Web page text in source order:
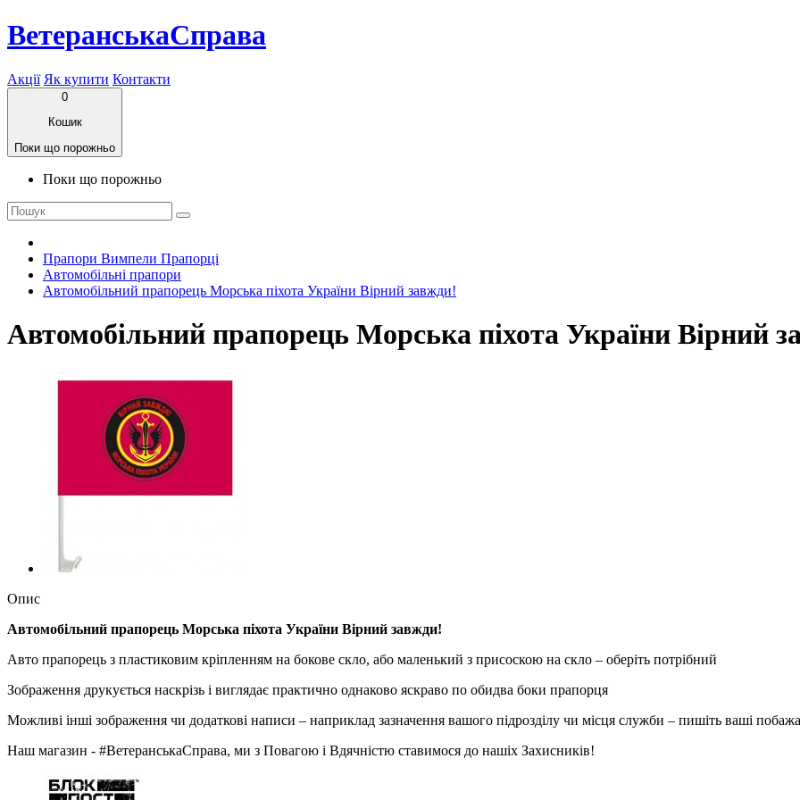
ВетеранськаСправа
Акції Як купити Контакти
0
Кошик
Поки що порожньо
Поки що порожньо
Прапори Вимпели Прапорці
Автомобільні прапори
Автомобільний прапорець Морська пiхота України Вірний завжди!
Автомобільний прапорець Морська пiхота України Вірний
Опис
Автомобільний прапорець Морська пiхота України Вірний завжди!
Авто прапорець з пластиковим кріпленням на бокове скло, або маленький з присоскою на скло – оберіть потрібний
Зображення друкується наскрізь і виглядає практично однаково яскраво по обидва боки прапорця
Можливі інші зображення чи додаткові написи – наприклад зазначення вашого підрозділу чи місця служби – пишіть ваші
Наш магазин - #ВетеранськаСправа, ми з Повагою і Вдячністю ставимося до нашіх Захисників!